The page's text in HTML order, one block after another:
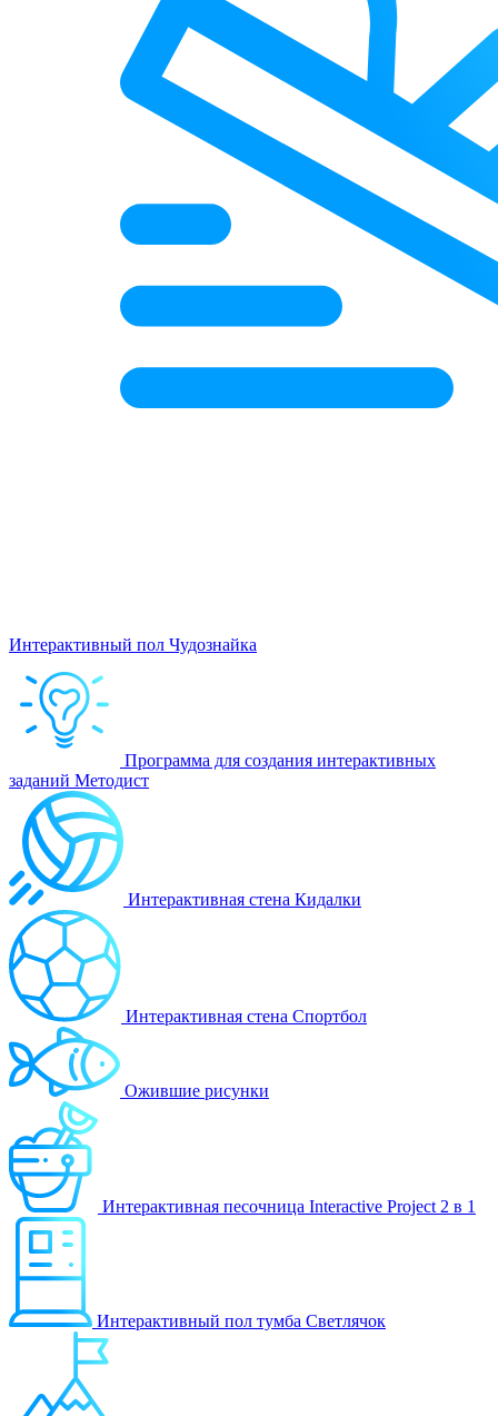
Интерактивный пол Чудознайка
Программа для создания интерактивных
заданий Методист
Интерактивная стена Кидалки
Интерактивная стена Спортбол
Ожившие рисунки
Интерактивная песочница Interactive Project 2 в 1
Интерактивный пол тумба Светлячок